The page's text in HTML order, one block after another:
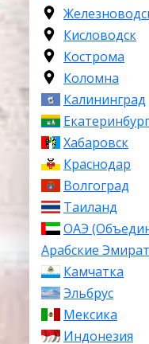
Кисловодск
Кострома
Коломна
Калининград
Екатеринбург
Хабаровск
Краснодар
Волгоград
Таиланд
ОАЭ
Арабские
Камчатка
Эльбрус
Мексика
Индонезия